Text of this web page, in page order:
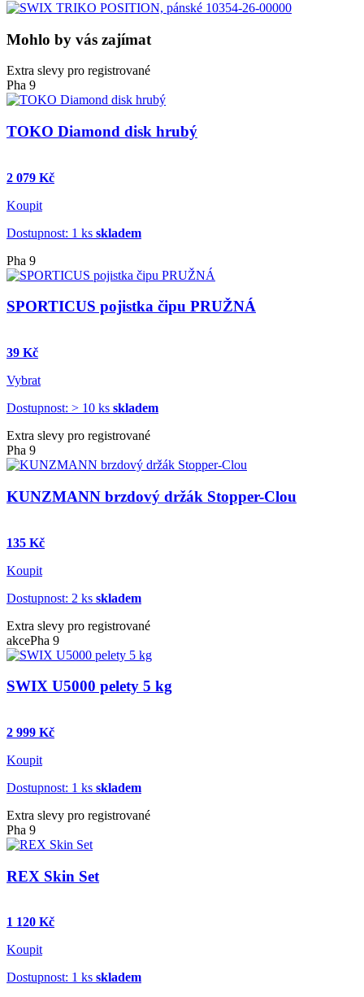
Mohlo by vás zajímat
Extra slevy pro registrované
Pha 9
TOKO Diamond disk hrubý
2 079 Kč
Koupit
Dostupnost: 1 ks skladem
Pha 9
SPORTICUS pojistka čipu PRUŽNÁ
39 Kč
Vybrat
Dostupnost: > 10 ks skladem
Extra slevy pro registrované
Pha 9
KUNZMANN brzdový držák Stopper-Clou
135 Kč
Koupit
Dostupnost: 2 ks skladem
Extra slevy pro registrované
akcePha 9
SWIX U5000 pelety 5 kg
2 999 Kč
Koupit
Dostupnost: 1 ks skladem
Extra slevy pro registrované
Pha 9
REX Skin Set
1 120 Kč
Koupit
Dostupnost: 1 ks skladem